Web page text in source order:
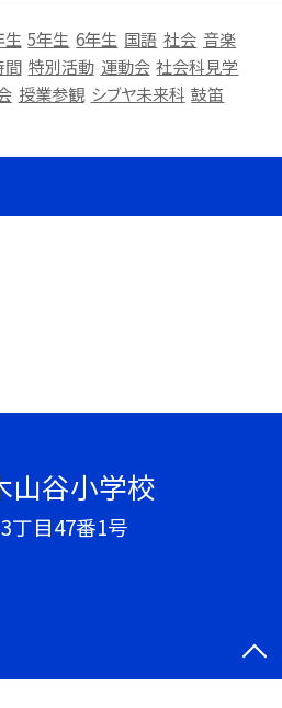
生 5年生 6年生 国語 社会 音楽
間 特別活動 運動会 社会科見学
授業参観 シブヤ未来科 鼓笛
山谷小学校
丁目47番1号